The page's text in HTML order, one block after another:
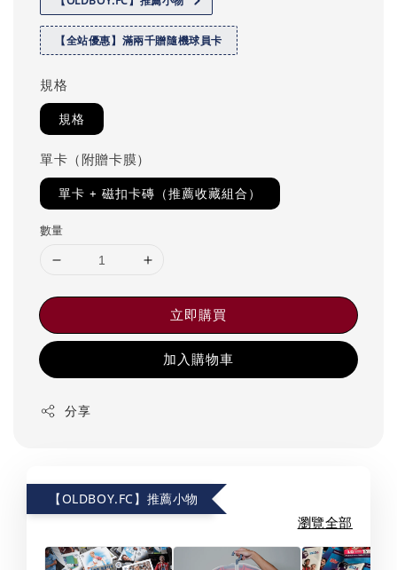
【全站優惠】滿兩千贈隨機球員卡
規格
規格
單卡（附贈卡膜）
單卡 + 磁扣卡磚（推薦收藏組合）
數量
立即購買
加入購物車
分享
【OLDBOY.FC】推薦小物
瀏覽全部